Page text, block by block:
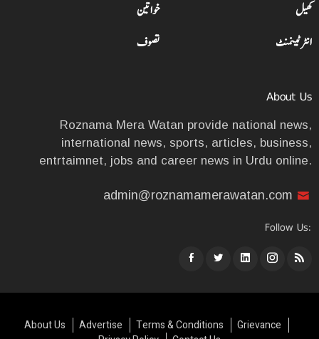
کھیل
خواتین
انٹرٹینمنٹ
تصوف
About Us
Roznama Mera Watan provide national news,
international news, sports, articles, business,
entrtaimnet, jobs and career news in Urdu online.
admin@roznamamerawatan.com
Follow Us:
About Us Advertise Terms & Conditions
Grievance